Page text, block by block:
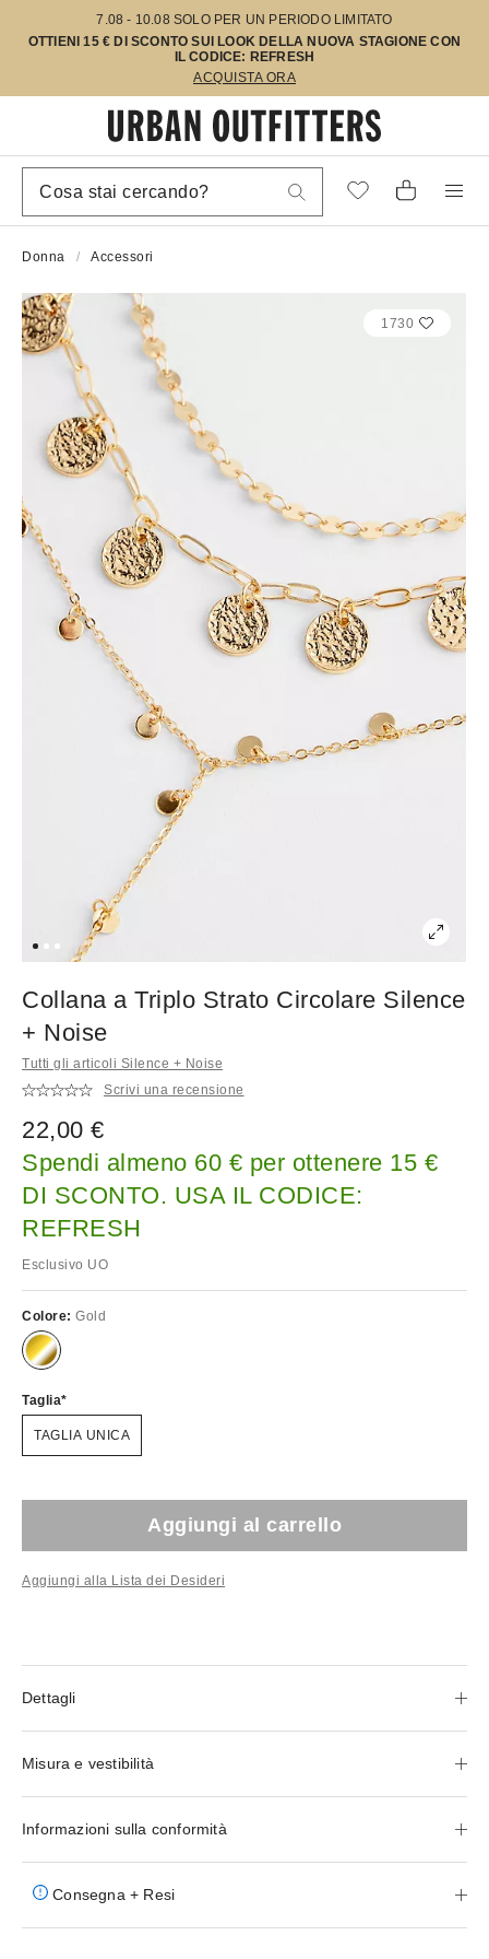
7.08 - 10.08 SOLO PER UN PERIODO LIMITATO
OTTIENI 15 € DI SCONTO SUI LOOK DELLA NUOVA STAGIONE CON
IL CODICE: REFRESH
ACQUISTA ORA
Donna Accessori
1730
Collana a Triplo Strato Circolare Silence
+ Noise
Tutti gli articoli Silence + Noise
Scrivi una recensione
22,00 €
Spendi almeno 60 € per ottenere 15 €
DI SCONTO. USA IL CODICE:
REFRESH
Esclusivo UO
Colore: Gold
Taglia
TAGLIA UNICA
Aggiungi al carrello
Aggiungi alla Lista dei Desideri
Dettagli
Misura e vestibilità
Informazioni sulla conformità
Consegna + Resi